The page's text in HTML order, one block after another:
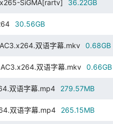
SiGMA[rartv] 36.22GB
30.56GB
双语字幕.mkv 0.68GB
双语字幕.mkv 0.66GB
双语字幕.mp4 279.57MB
双语字幕.mp4 265.15MB